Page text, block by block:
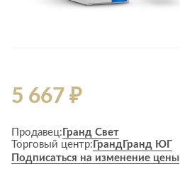
5 667 ₽
Продавец: Гранд Свет
Торговый центр: Гранд Гранд ЮГ
Подписаться на изменение цены